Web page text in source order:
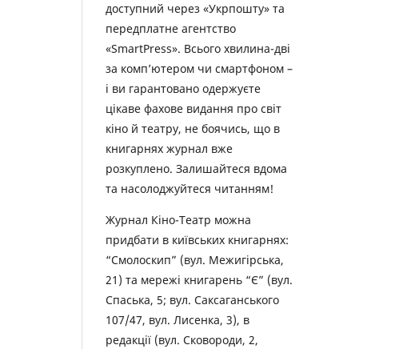
доступний через «Укрпошту» та
передплатне агентство
«SmartPress». Всього хвилина-дві
за комп’ютером чи смартфоном –
і ви гарантовано одержуєте
цікаве фахове видання про світ
кіно й театру, не боячись, що в
книгарнях журнал вже
розкуплено. Залишайтеся вдома
та насолоджуйтеся читанням!
Журнал Кіно-Театр можна
придбати в київських книгарнях:
“Смолоскип” (вул. Межигірська,
21) та мережі книгарень “Є” (вул.
Спаська, 5; вул. Саксаганського
107/47, вул. Лисенка, 3), в
редакції (вул. Сковороди, 2,